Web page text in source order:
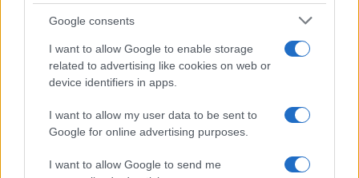
Google consents
I want to allow Google to enable storage
related to advertising like cookies on web or
device identifiers in apps.
I want to allow my user data to be sent to
Google for online advertising purposes.
I want to allow Google to send me
ηθοποιός – Η γενναία μάχη με τον καρκίνο